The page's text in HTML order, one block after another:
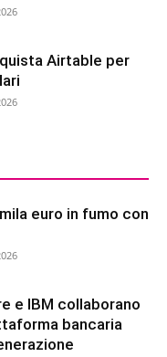
Airtable per
euro in fumo con
e IBM collaborano
bancaria